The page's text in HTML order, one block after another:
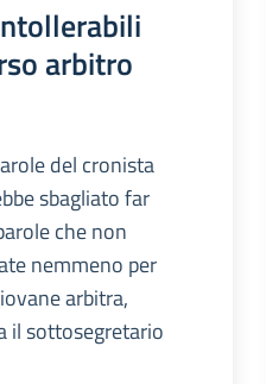
arbitro
del cronista
sbagliato far
che non
nemmeno per
arbitra,
il sottosegretario